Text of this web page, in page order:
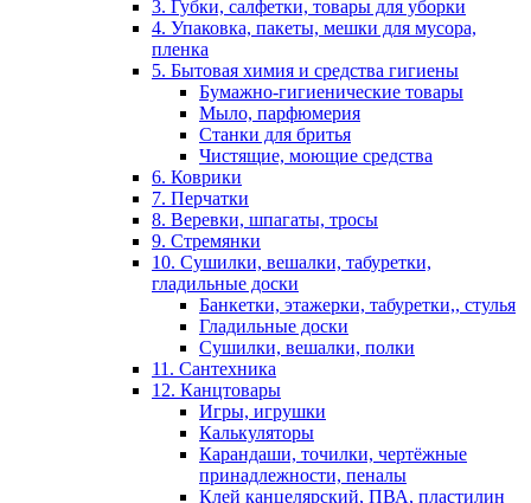
3. Губки, салфетки, товары для уборки
4. Упаковка, пакеты, мешки для мусора,
пленка
5. Бытовая химия и средства гигиены
Бумажно-гигиенические товары
Мыло, парфюмерия
Станки для бритья
Чистящие, моющие средства
6. Коврики
7. Перчатки
8. Веревки, шпагаты, тросы
9. Стремянки
10. Сушилки, вешалки, табуретки,
гладильные доски
Банкетки, этажерки, табуретки,, стулья
Гладильные доски
Сушилки, вешалки, полки
11. Сантехника
12. Канцтовары
Игры, игрушки
Калькуляторы
Карандаши, точилки, чертёжные
принадлежности, пеналы
Клей канцелярский, ПВА, пластилин